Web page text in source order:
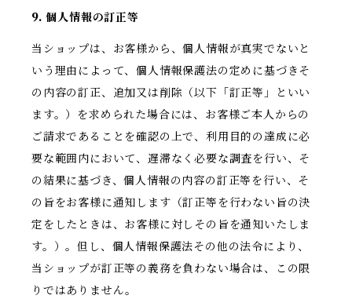
9. 個人情報の訂正等
当ショップは、お客様から、個人情報が真実でないと
いう理由によって、個人情報保護法の定めに基づきそ
の内容の訂正、追加又は削除（以下「訂正等」といい
ます。）を求められた場合には、お客様ご本人からの
ご請求であることを確認の上で、利用目的の達成に必
要な範囲内において、遅滞なく必要な調査を行い、そ
の結果に基づき、個人情報の内容の訂正等を行い、そ
の旨をお客様に通知します（訂正等を行わない旨の決
定をしたときは、お客様に対しその旨を通知いたしま
す。）。但し、個人情報保護法その他の法令により、
当ショップが訂正等の義務を負わない場合は、この限
りではありません。